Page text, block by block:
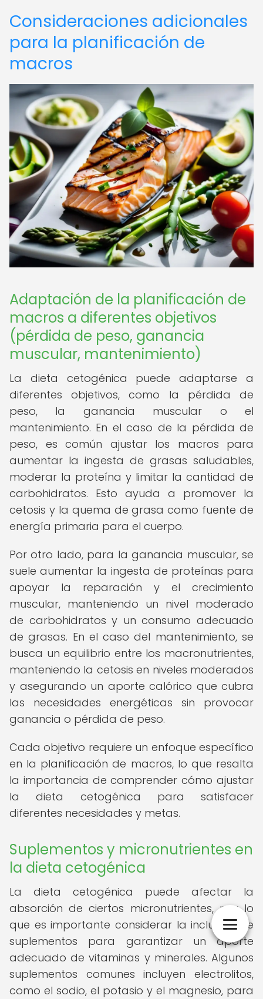
Consideraciones adicionales
para la planificación de
macros
Adaptación de la planificación de
macros a diferentes objetivos
(pérdida de peso, ganancia
muscular, mantenimiento)
La dieta cetogénica puede adaptarse a
diferentes objetivos, como la pérdida de
peso, la ganancia muscular o el
mantenimiento. En el caso de la pérdida de
peso, es común ajustar los macros para
aumentar la ingesta de grasas saludables,
moderar la proteína y limitar la cantidad de
carbohidratos. Esto ayuda a promover la
cetosis y la quema de grasa como fuente de
energía primaria para el cuerpo.
Por otro lado, para la ganancia muscular, se
suele aumentar la ingesta de proteínas para
apoyar la reparación y el crecimiento
muscular, manteniendo un nivel moderado
de carbohidratos y un consumo adecuado
de grasas. En el caso del mantenimiento, se
busca un equilibrio entre los macronutrientes,
manteniendo la cetosis en niveles moderados
y asegurando un aporte calórico que cubra
las necesidades energéticas sin provocar
ganancia o pérdida de peso.
Cada objetivo requiere un enfoque específico
en la planificación de macros, lo que resalta
la importancia de comprender cómo ajustar
la dieta cetogénica para satisfacer
diferentes necesidades y metas.
Suplementos y micronutrientes en
la dieta cetogénica
La dieta cetogénica puede afectar la
absorción de ciertos micronutrientes, por lo
que es importante considerar la inclusión de
suplementos para garantizar un aporte
adecuado de vitaminas y minerales. Algunos
suplementos comunes incluyen electrolitos,
como el sodio, el potasio y el magnesio, para